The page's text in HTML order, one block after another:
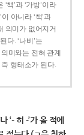
책’과 ‘가방’이라
아니라 ‘책’과
의미가 없어지거
다. ‘나비’는
의미와는 전혀 관계
즉 형태소가 된다.
‘- 히 -’가 올 적에